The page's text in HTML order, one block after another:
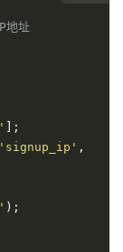
];
'signup_ip' ,
);